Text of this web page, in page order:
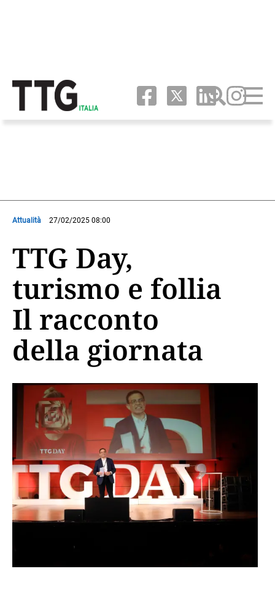
Attualità 27/02/2025 08:00
TTG Day,
turismo e follia
Il racconto
della giornata